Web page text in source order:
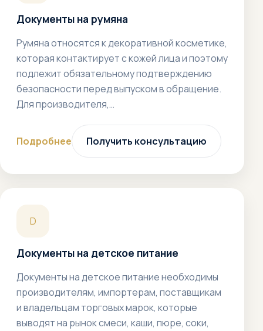
Документы на румяна
Румяна относятся к декоративной косметике,
которая контактирует с кожей лица и поэтому
подлежит обязательному подтверждению
безопасности перед выпуском в обращение.
Для производителя,…
Подробнее Получить консультацию
D
Документы на детское питание
Документы на детское питание необходимы
производителям, импортерам, поставщикам
и владельцам торговых марок, которые
выводят на рынок смеси, каши, пюре, соки,